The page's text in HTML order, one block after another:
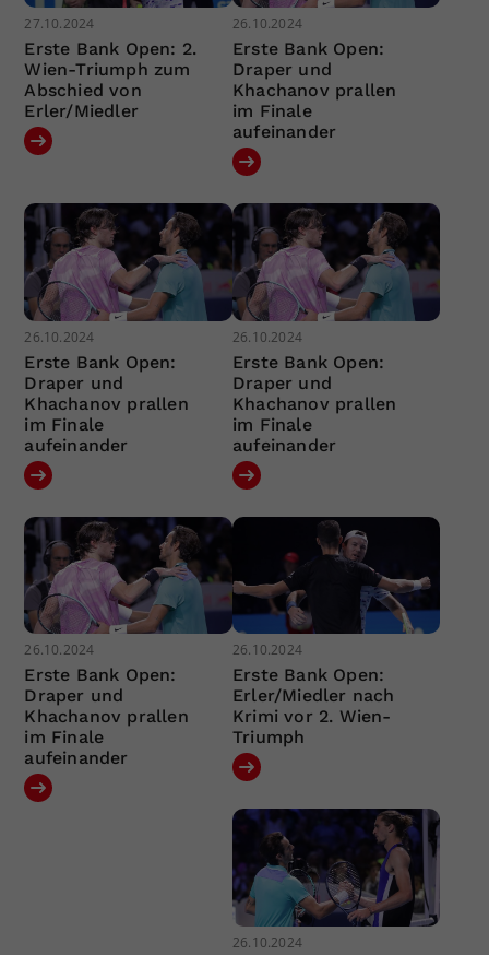
27.10.2024
Erste Bank Open: 2.
Wien-Triumph zum
Abschied von
Erler/Miedler
26.10.2024
Erste Bank Open:
Draper und
Khachanov prallen
im Finale
aufeinander
26.10.2024
Erste Bank Open:
Draper und
Khachanov prallen
im Finale
aufeinander
26.10.2024
Erste Bank Open:
Draper und
Khachanov prallen
im Finale
aufeinander
26.10.2024
Erste Bank Open:
Draper und
Khachanov prallen
im Finale
aufeinander
26.10.2024
Erste Bank Open:
Erler/Miedler nach
Krimi vor 2. Wien-
Triumph
26.10.2024